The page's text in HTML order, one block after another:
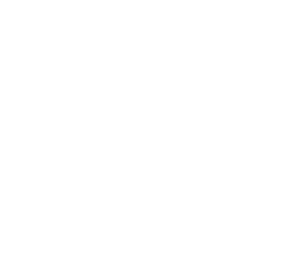
calandra cilíndrica marca PRINZING,